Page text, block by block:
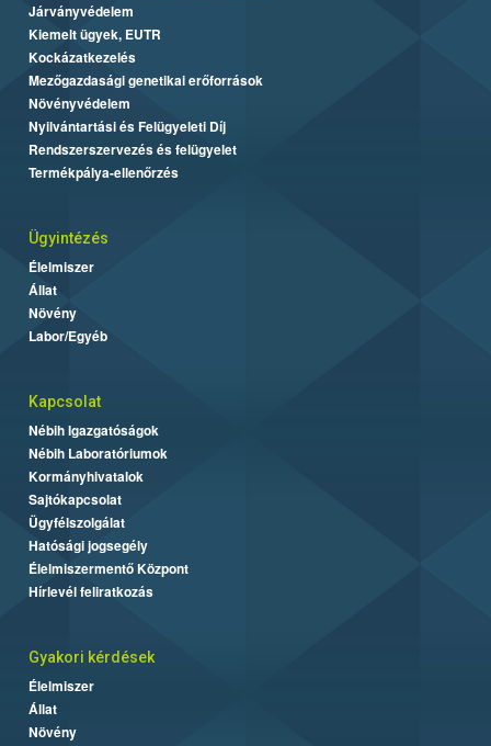
Járványvédelem
Kiemelt ügyek, EUTR
Kockázatkezelés
Mezőgazdasági genetikai erőforrások
Növényvédelem
Nyilvántartási és Felügyeleti Díj
Rendszerszervezés és felügyelet
Termékpálya-ellenőrzés
Ügyintézés
Élelmiszer
Állat
Növény
Labor/Egyéb
Kapcsolat
Nébih Igazgatóságok
Nébih Laboratóriumok
Kormányhivatalok
Sajtókapcsolat
Ügyfélszolgálat
Hatósági jogsegély
Élelmiszermentő Központ
Hírlevél feliratkozás
Gyakori kérdések
Élelmiszer
Állat
Növény